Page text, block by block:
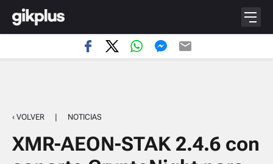
‹ VOLVER | NOTICIAS
XMR-AEON-STAK 2.4.6 con